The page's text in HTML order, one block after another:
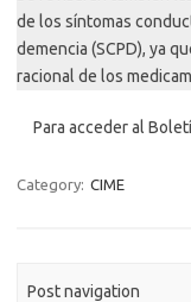
de los síntomas
demencia (SCPD), ya
racional de los
Para acceder al
Category: CIME
Post navigation